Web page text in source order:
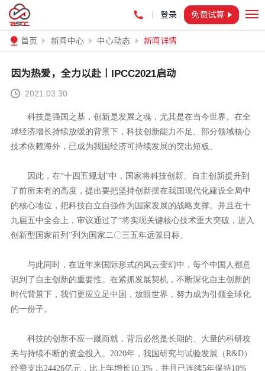
登录 免费试算
首页 新闻中心 中心动态 新闻详情
因为热爱，全力以赴丨IPCC2021启动
2021.03.30
科技是强国之基，创新是发展之魂，尤其是在当今世界。在全
球经济增长持续放缓的背景下，科技创新能力不足、部分领域核心
技术依赖海外，已成为我国经济可持续发展的突出短板。
因此，在“十四五规划”中，国家将科技创新、自主创新提升到
了前所未有的高度，提出要把坚持创新摆在我国现代化建设全局中
的核心地位，把科技自立自强作为国家发展的战略支撑。并且在十
九届五中全会上，审议通过了“将实现关键核心技术重大突破，进入
创新型国家前列”列为国家二〇三五年远景目标。
与此同时，在近年来国际形式的风云变幻中，每个中国人都意
识到了自主创新的重要性。在紧抓发展契机，不断深化自主创新的
时代背景下，我们更应立足中国，放眼世界，努力成为引领全球化
的一份子。
科技的创新不应一蹴而就，背后必然是长期的、大量的科研攻
关与持续不断的资金投入。2020年，我国研究与试验发展（R&D）
经费支出24426亿元，比上年增长10.3%，并且已连续5年保持10%